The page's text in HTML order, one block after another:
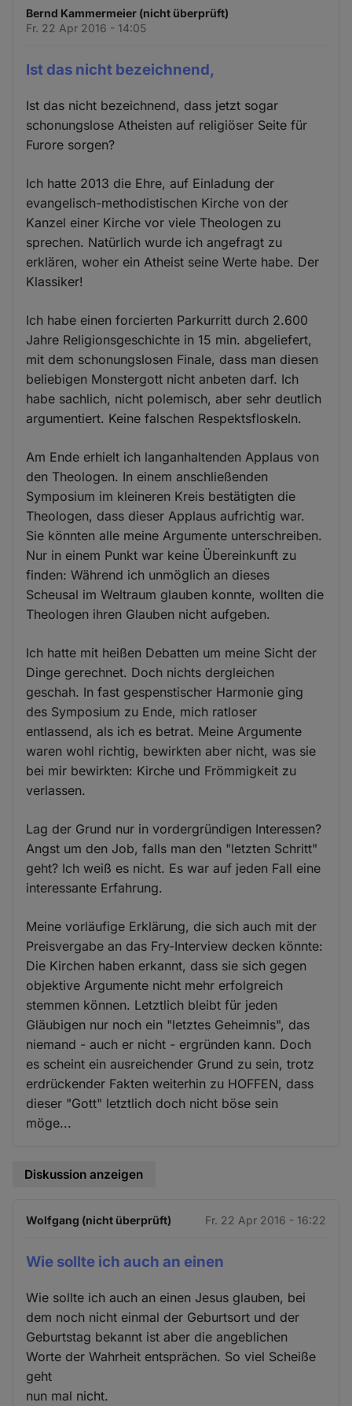
Bernd Kammermeier (nicht überprüft)
Fr. 22 Apr 2016 - 14:05
Ist das nicht bezeichnend,
Ist das nicht bezeichnend, dass jetzt sogar
schonungslose Atheisten auf religiöser Seite für
Furore sorgen?
Ich hatte 2013 die Ehre, auf Einladung der
evangelisch-methodistischen Kirche von der
Kanzel einer Kirche vor viele Theologen zu
sprechen. Natürlich wurde ich angefragt zu
erklären, woher ein Atheist seine Werte habe. Der
Klassiker!
Ich habe einen forcierten Parkurritt durch 2.600
Jahre Religionsgeschichte in 15 min. abgeliefert,
mit dem schonungslosen Finale, dass man diesen
beliebigen Monstergott nicht anbeten darf. Ich
habe sachlich, nicht polemisch, aber sehr deutlich
argumentiert. Keine falschen Respektsfloskeln.
Am Ende erhielt ich langanhaltenden Applaus von
den Theologen. In einem anschließenden
Symposium im kleineren Kreis bestätigten die
Theologen, dass dieser Applaus aufrichtig war.
Sie könnten alle meine Argumente unterschreiben.
Nur in einem Punkt war keine Übereinkunft zu
finden: Während ich unmöglich an dieses
Scheusal im Weltraum glauben konnte, wollten die
Theologen ihren Glauben nicht aufgeben.
Ich hatte mit heißen Debatten um meine Sicht der
Dinge gerechnet. Doch nichts dergleichen
geschah. In fast gespenstischer Harmonie ging
des Symposium zu Ende, mich ratloser
entlassend, als ich es betrat. Meine Argumente
waren wohl richtig, bewirkten aber nicht, was sie
bei mir bewirkten: Kirche und Frömmigkeit zu
verlassen.
Lag der Grund nur in vordergründigen Interessen?
Angst um den Job, falls man den "letzten Schritt"
geht? Ich weiß es nicht. Es war auf jeden Fall eine
interessante Erfahrung.
Meine vorläufige Erklärung, die sich auch mit der
Preisvergabe an das Fry-Interview decken könnte:
Die Kirchen haben erkannt, dass sie sich gegen
objektive Argumente nicht mehr erfolgreich
stemmen können. Letztlich bleibt für jeden
Gläubigen nur noch ein "letztes Geheimnis", das
niemand - auch er nicht - ergründen kann. Doch
es scheint ein ausreichender Grund zu sein, trotz
erdrückender Fakten weiterhin zu HOFFEN, dass
dieser "Gott" letztlich doch nicht böse sein
möge...
Diskussion anzeigen
Wolfgang (nicht überprüft) Fr. 22 Apr 2016 - 16:22
Wie sollte ich auch an einen
Wie sollte ich auch an einen Jesus glauben, bei
dem noch nicht einmal der Geburtsort und der
Geburtstag bekannt ist aber die angeblichen
Worte der Wahrheit entsprächen. So viel Scheiße
geht
nun mal nicht.